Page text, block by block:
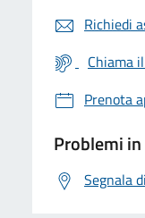
Richiedi
Chiama
Prenota
Problemi
Segnala